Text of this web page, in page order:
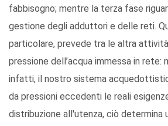
fabbisogno; mentre la terza fase
gestione degli adduttori e delle reti.
particolare, prevede tra le altra
pressione dell’acqua immessa in rete:
infatti, il nostro sistema
da pressioni eccedenti le reali
distribuzione all'utenza, ciò determina